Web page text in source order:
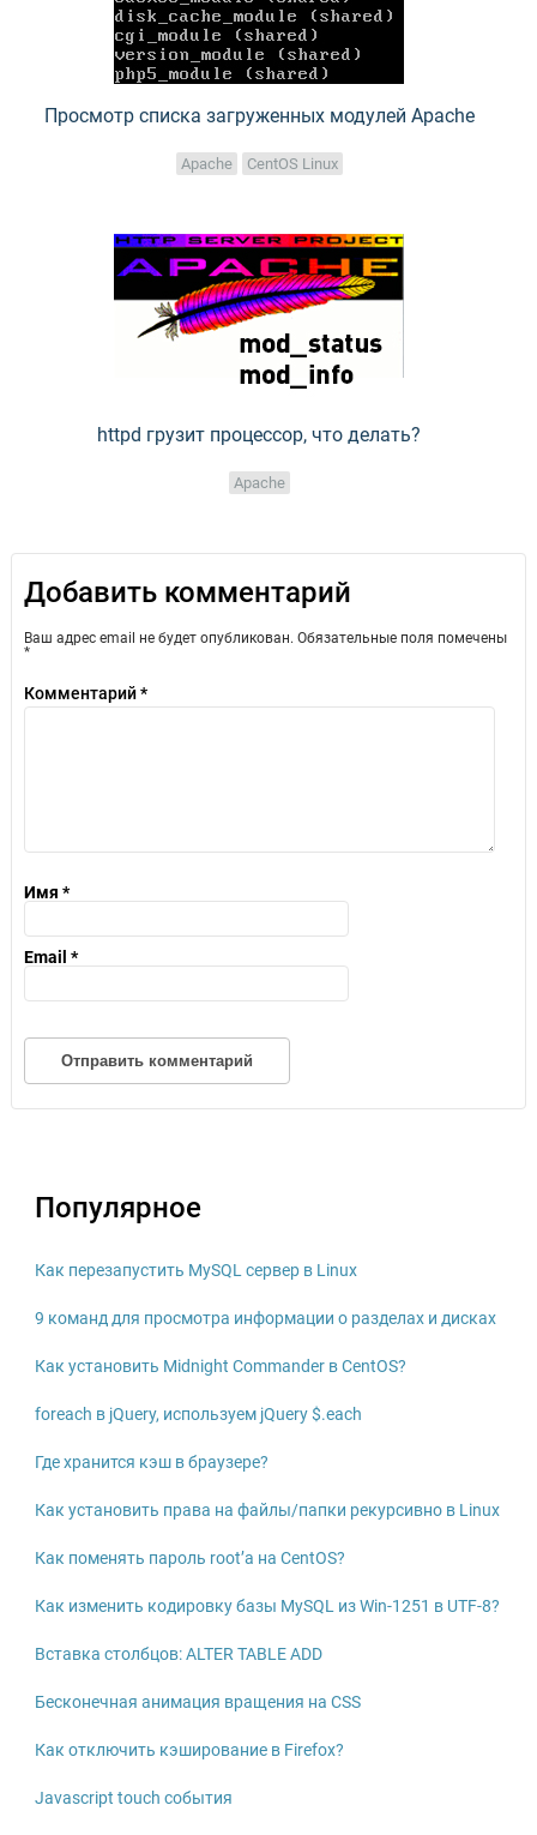
Просмотр списка загруженных модулей Apache
Apache CentOS Linux
httpd грузит процессор, что делать?
Apache
Добавить комментарий
Ваш адрес email не будет опубликован. Обязательные поля помечены
*
Комментарий*
Имя *
Email *
Популярное
Как перезапустить MySQL сервер в Linux
9 команд для просмотра информации о разделах и дисках
Как установить Midnight Commander в CentOS?
foreach в jQuery, используем jQuery $.each
Где хранится кэш в браузере?
Как установить права на файлы/папки рекурсивно в Linux
Как поменять пароль root’а на CentOS?
Как изменить кодировку базы MySQL из Win-1251 в UTF-8?
Вставка столбцов: ALTER TABLE ADD
Бесконечная анимация вращения на CSS
Как отключить кэширование в Firefox?
Javascript touch события